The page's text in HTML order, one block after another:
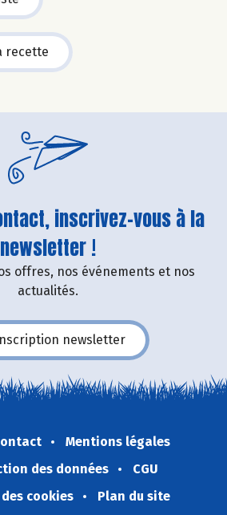
recette
inscrivez-vous à la
newsletter !
offres, nos événements et nos
actualités.
Inscription newsletter
Mentions légales
des données
CGU
cookies
Plan du site